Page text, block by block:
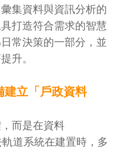
集資料與資訊分析的
打造符合需求的智慧
常決策的一部分，並
升。
建立「戶政資料
而是在資料
道系統在建置時，多